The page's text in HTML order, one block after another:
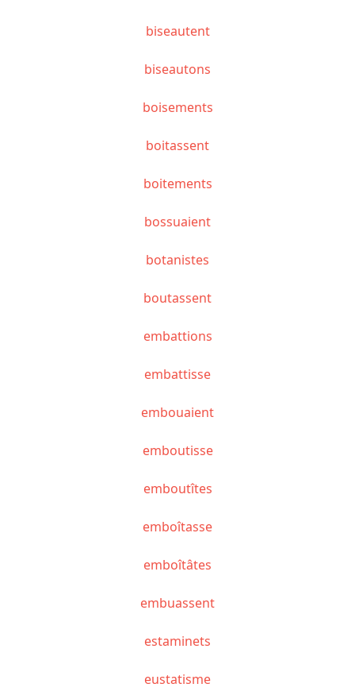
biseautent
biseautons
boisements
boitassent
boitements
bossuaient
botanistes
boutassent
embattions
embattisse
embouaient
emboutisse
emboutîtes
emboîtasse
emboîtâtes
embuassent
estaminets
eustatisme